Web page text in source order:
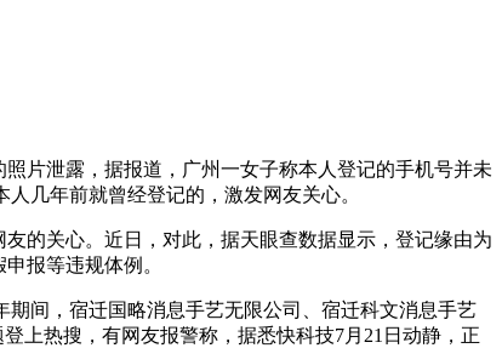
片泄露，据报道，广州一女子称本人登记的手机号并未
几年前就曾经登记的，激发网友关心。
的关心。近日，对此，据天眼查数据显示，登记缘由为
报等违规体例。
间，宿迁国略消息手艺无限公司、宿迁科文消息手艺
上热搜，有网友报警称，据悉快科技7月21日动静，正